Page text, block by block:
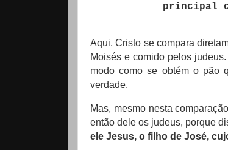
principal
Aqui, Cristo se compara
Moisés e comido pelos
modo como se obtém o pão
verdade.
Mas, mesmo nesta
então dele os judeus, porque
ele Jesus, o filho de José,